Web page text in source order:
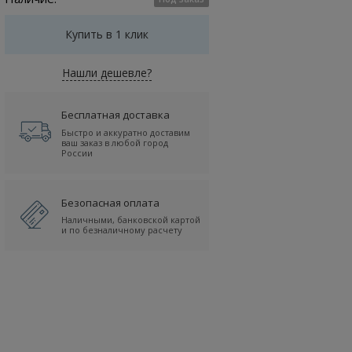
Купить в 1 клик
Нашли дешевле?
Бесплатная доставка
Быстро и аккуратно доставим
ваш заказ в любой город
России
Безопасная оплата
Наличными, банковской картой
и по безналичному расчету